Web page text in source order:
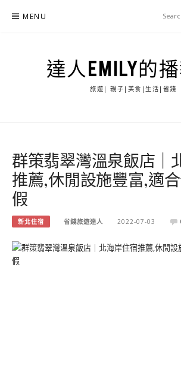
MENU
達人EMILY的
旅遊| 親子|美食|生活|省錢
群策翡翠灣溫泉飯店｜
推薦,休閒設施豐富,適
假
新北住宿 省錢旅遊達人 2022-07-03